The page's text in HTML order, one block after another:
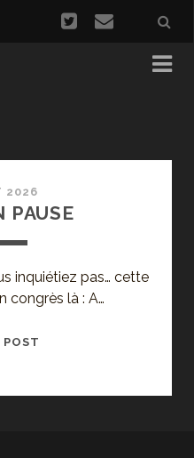
2026
PAUSE
inquiétiez pas… cette
congrès là : A…
POST